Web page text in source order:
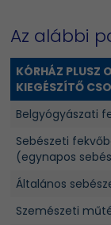
Az alábbi
KÓRHÁZ PLUSZ
KIEGÉSZÍTŐ
Belgyógyászati
Sebészeti
(egynapos
Általános
Szemészeti